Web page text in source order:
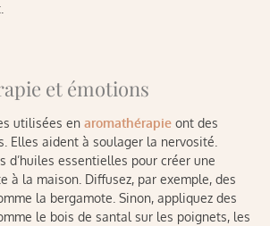
et émotions
utilisées en aromathérapie ont des
Elles aident à soulager la nervosité.
d’huiles essentielles pour créer une
à la maison. Diffusez, par exemple, des
la bergamote. Sinon, appliquez des
le bois de santal sur les poignets, les